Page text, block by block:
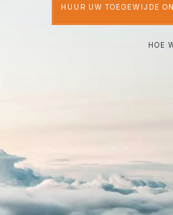
HUUR UW TOEGEWIJDE
HOE